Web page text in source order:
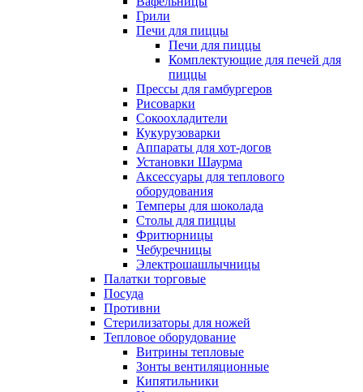
Грили
Печи для пиццы
Печи для пиццы
Комплектующие для печей для
пиццы
Прессы для гамбургеров
Рисоварки
Сокоохладители
Кукурузоварки
Аппараты для хот-догов
Установки Шаурма
Аксессуары для теплового
оборудования
Темперы для шоколада
Столы для пиццы
Фритюрницы
Чебуречницы
Электрошашлычницы
Палатки торговые
Посуда
Противни
Стерилизаторы для ножей
Тепловое оборудование
Витрины тепловые
Зонты вентиляционные
Кипятильники